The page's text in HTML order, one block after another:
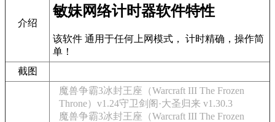
介绍
敏妹网络计时器软件特性
该软件 通用于任何上网模式， 计时精确，操作简
单！
截图
魔兽争霸3冰封王座（Warcraft III The Frozen
Throne）v1.24守卫剑阁·大圣归来 v1.30.3
魔兽争霸3冰封王座（Warcraft III The Frozen